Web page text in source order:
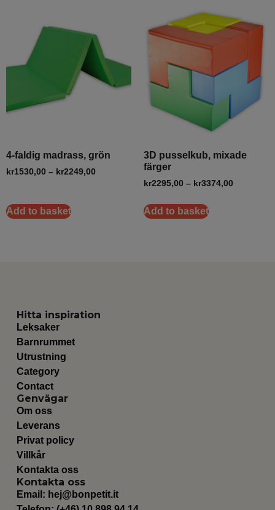
4-faldig madrass, grön
kr1530,00 – kr2249,00
Add to basket
3D pusselkub, mixade
färger
kr2295,00 – kr3374,00
Add to basket
Hitta inspiration
Leksaker
Barnrummet
Utrustning
Category
Contact
Genvägar
Om oss
Leverans
Privat policy
Villkår
Kontakta oss
Kontakta oss
Email: hej@bonpetit.it